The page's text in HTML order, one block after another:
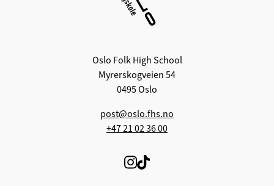
Oslo Folk High School
Myrerskogveien 54
0495 Oslo
post@oslo.fhs.no
+47 21 02 36 00